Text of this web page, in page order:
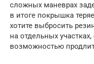
сложных маневрах
в итоге покрышка
хотите выбросить
на отдельных
возможностью